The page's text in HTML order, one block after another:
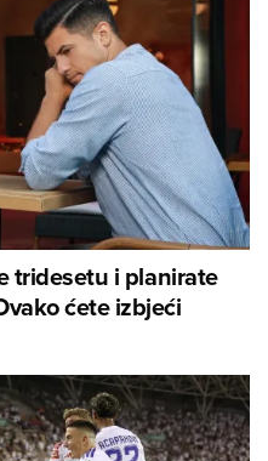
tridesetu i planirate
ćete izbjeći